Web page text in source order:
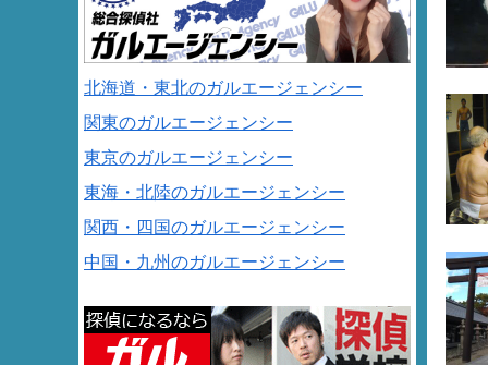
北海道・東北のガルエージェンシー
関東のガルエージェンシー
東京のガルエージェンシー
東海・北陸のガルエージェンシー
関西・四国のガルエージェンシー
中国・九州のガルエージェンシー